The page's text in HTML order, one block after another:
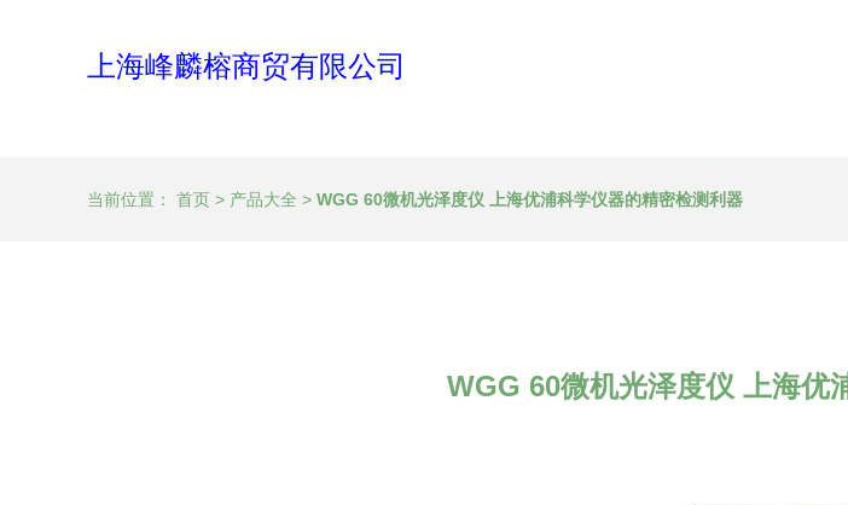
上海峰麟榕商贸有限公司
当前位置： 首页 > 产品大全 > WGG 60微机光泽度仪 上海优浦科学仪器的精密检测利器
WGG 60微机光泽度仪 上海优